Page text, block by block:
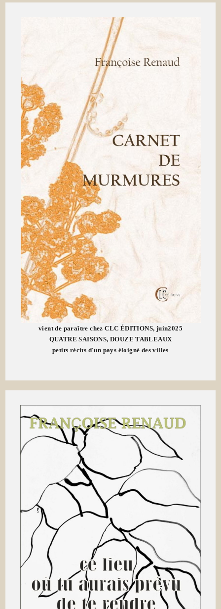
vient de paraître chez CLC ÉDITIONS, juin2025
QUATRE SAISONS, DOUZE TABLEAUX
petits récits d'un pays éloigné des villes